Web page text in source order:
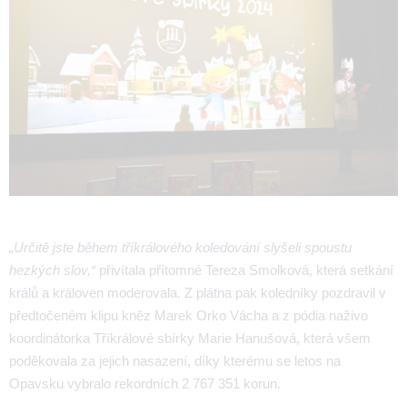
„Určitě jste během tříkrálového koledování slyšeli spoustu
hezkých slov,“ přivítala přítomné Tereza Smolková, která setkání
králů a královen moderovala. Z plátna pak koledníky pozdravil v
předtočeném klipu kněz Marek Orko Vácha a z pódia naživo
koordinátorka Tříkrálové sbírky Marie Hanušová, která všem
poděkovala za jejich nasazení, díky kterému se letos na
Opavsku vybralo rekordních 2 767 351 korun.